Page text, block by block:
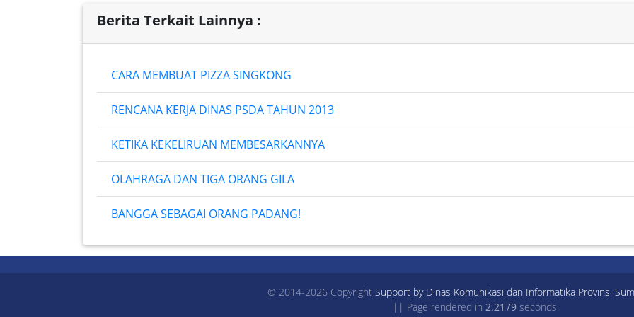
Berita Terkait Lainnya :
CARA MEMBUAT PIZZA SINGKONG
RENCANA KERJA DINAS PSDA TAHUN 2013
KETIKA KEKELIRUAN MEMBESARKANNYA
OLAHRAGA DAN TIGA ORANG GILA
BANGGA SEBAGAI ORANG PADANG!
© 2014-2026 Copyright Support by Dinas Komunikasi dan Informatika Provinsi
|| Page rendered in 2.2179seconds.